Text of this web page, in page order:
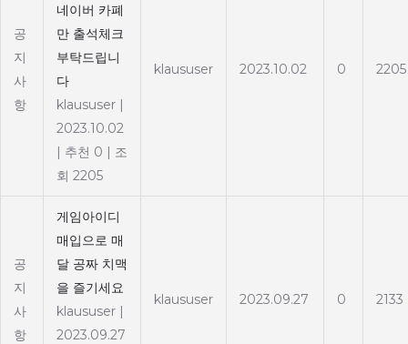
공
지
사
항
네이버 카폐
만 출석체크
부탁드립니
다
klaususer |
2023.10.02
| 추천 0 | 조
회 2205
klaususer 2023.10.02 0 2205
공
지
사
항
게임아이디
매입으로 매
달 공짜 치맥
을 즐기세요
klaususer |
2023.09.27
klaususer 2023.09.27 0 2133